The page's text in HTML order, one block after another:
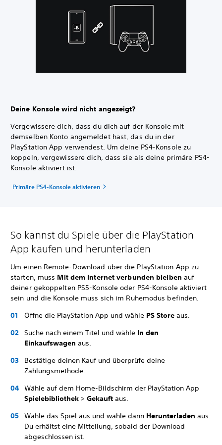
Deine Konsole wird nicht angezeigt?
Vergewissere dich, dass du dich auf der Konsole mit
demselben Konto angemeldet hast, das du in der
PlayStation App verwendest. Um deine PS4-Konsole zu
koppeln, vergewissere dich, dass sie als deine primäre PS4-
Konsole aktiviert ist.
Primäre PS4-Konsole aktivieren
So kannst du Spiele über die PlayStation
App kaufen und herunterladen
Um einen Remote-Download über die PlayStation App zu
starten, muss Mit dem Internet verbunden bleiben auf
deiner gekoppelten PS5-Konsole oder PS4-Konsole aktiviert
sein und die Konsole muss sich im Ruhemodus befinden.
Öffne die PlayStation App und wähle PS Store aus.
Suche nach einem Titel und wähle In den
Einkaufswagen aus.
Bestätige deinen Kauf und überprüfe deine
Zahlungsmethode.
Wähle auf dem Home-Bildschirm der PlayStation App
Spielebibliothek > Gekauft aus.
Wähle das Spiel aus und wähle dann Herunterladen aus.
Du erhältst eine Mitteilung, sobald der Download
abgeschlossen ist.